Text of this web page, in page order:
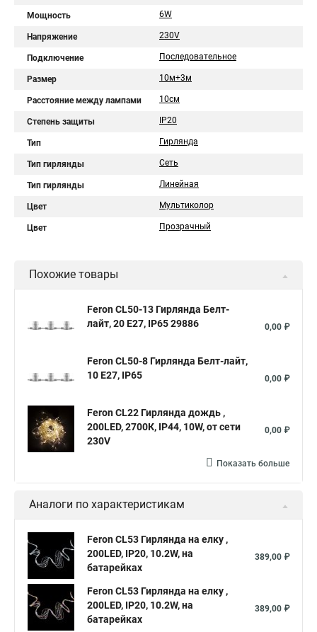
Мощность 6W
Напряжение 230V
Подключение Последовательное
Размер 10м+3м
Расстояние между лампами 10см
Степень защиты IP20
Тип Гирлянда
Тип гирлянды Сеть
Тип гирлянды Линейная
Цвет Мультиколор
Цвет Прозрачный
Похожие товары
Feron CL50-13 Гирлянда Белт-
лайт, 20 E27, IP65 29886
0,00 ₽
Feron CL50-8 Гирлянда Белт-лайт,
10 E27, IP65
0,00 ₽
Feron CL22 Гирлянда дождь ,
200LED, 2700К, IP44, 10W, от сети
230V
0,00 ₽
Показать больше
Аналоги по характеристикам
Feron CL53 Гирлянда на елку ,
200LED, IP20, 10.2W, на
батарейках
389,00 ₽
Feron CL53 Гирлянда на елку ,
200LED, IP20, 10.2W, на
батарейках
389,00 ₽